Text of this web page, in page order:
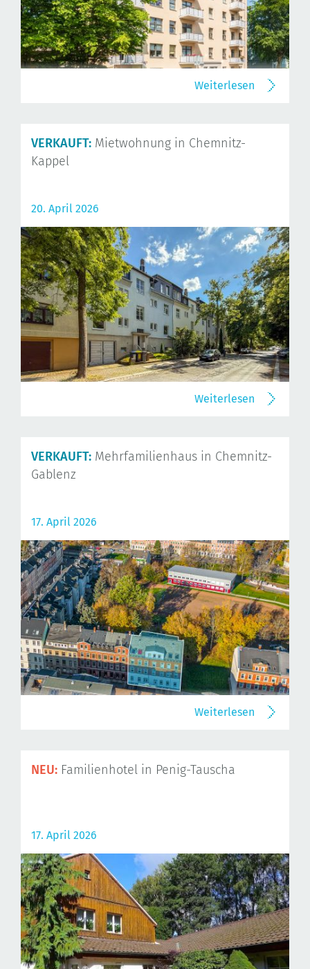
Weiterlesen
VERKAUFT: Mietwohnung in Chemnitz-
Kappel
20. April 2026
Weiterlesen
VERKAUFT: Mehrfamilienhaus in Chemnitz-
Gablenz
17. April 2026
Weiterlesen
NEU: Familienhotel in Penig-Tauscha
17. April 2026